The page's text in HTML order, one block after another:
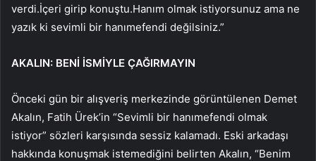
verdi.İçeri girip konuştu.Hanım olmak istiyorsunuz ama ne
yazık ki sevimli bir hanımefendi değilsiniz.”
AKALIN: BENİ İSMİYLE ÇAĞIRMAYIN
Önceki gün bir alışveriş merkezinde görüntülenen Demet
Akalın, Fatih Ürek’in “Sevimli bir hanımefendi olmak
istiyor” sözleri karşısında sessiz kalamadı. Eski arkadaşı
hakkında konuşmak istemediğini belirten Akalın, “Benim